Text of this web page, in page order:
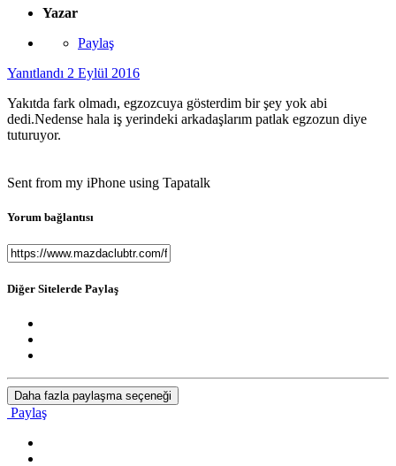
Yazar
Paylaş
Yanıtlandı 2 Eylül 2016
Yakıtda fark olmadı, egzozcuya gösterdim bir şey yok abi
dedi.Nedense hala iş yerindeki arkadaşlarım patlak egzozun diye
tuturuyor.
Sent from my iPhone using Tapatalk
Yorum bağlantısı
Diğer Sitelerde Paylaş
Daha fazla paylaşma seçeneği
Paylaş